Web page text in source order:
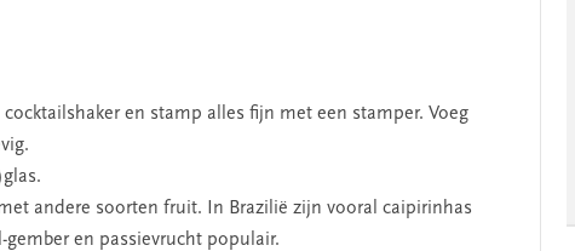
en stamp alles fijn met een stamper. Voeg
andere soorten fruit. In Brazilië zijn vooral caipirinhas
en passievrucht populair.